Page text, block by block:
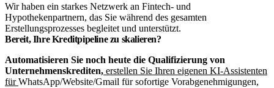
Wir haben ein starkes Netzwerk an Fintech- und
Hypothekenpartnern, das Sie während des gesamten
Erstellungsprozesses begleitet und unterstützt.
Bereit, Ihre Kreditpipeline zu skalieren?
Automatisieren Sie noch heute die Qualifizierung von
Unternehmenskrediten, erstellen Sie Ihren eigenen KI-Assistenten
fürWhatsApp/Website/Gmail für sofortige Vorabgenehmigungen,